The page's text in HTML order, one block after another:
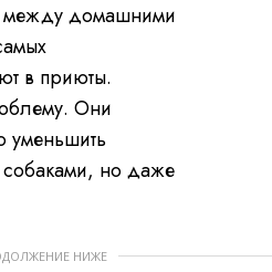
между домашними
в приюты.
Они
уменьшить
собаками, но даже
НИЖЕ